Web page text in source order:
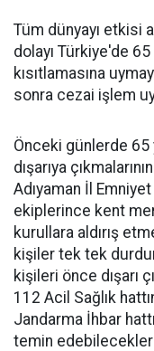
Tüm dünyayı etkisi
dolayı Türkiye'de
kısıtlamasına
sonra cezai işlem
Önceki günlerde
dışarıya
Adıyaman İl
ekiplerince kent
kurullara aldırış
kişiler tek tek
kişileri önce dışarı
112 Acil Sağlık
Jandarma İhbar
temin